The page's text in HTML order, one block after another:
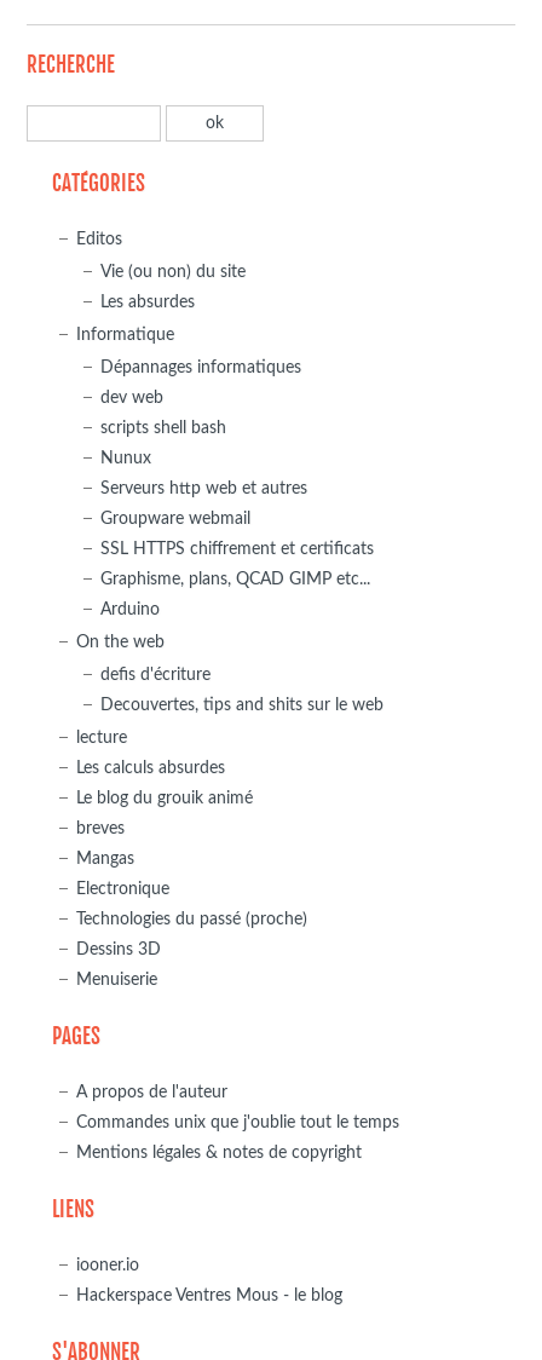
RECHERCHE
CATÉGORIES
Editos
Vie (ou non) du site
Les absurdes
Informatique
Dépannages informatiques
dev web
scripts shell bash
Nunux
Serveurs http web et autres
Groupware webmail
SSL HTTPS chiffrement et certificats
Graphisme, plans, QCAD GIMP etc...
Arduino
On the web
defis d'écriture
Decouvertes, tips and shits sur le web
lecture
Les calculs absurdes
Le blog du grouik animé
breves
Mangas
Electronique
Technologies du passé (proche)
Dessins 3D
Menuiserie
PAGES
A propos de l'auteur
Commandes unix que j'oublie tout le temps
Mentions légales & notes de copyright
LIENS
iooner.io
Hackerspace Ventres Mous - le blog
S'ABONNER